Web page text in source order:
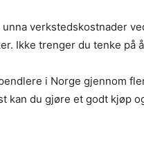
verkstedskostnader
Ikke trenger du tenke
i Norge gjennom
kan du gjøre et godt kjøp